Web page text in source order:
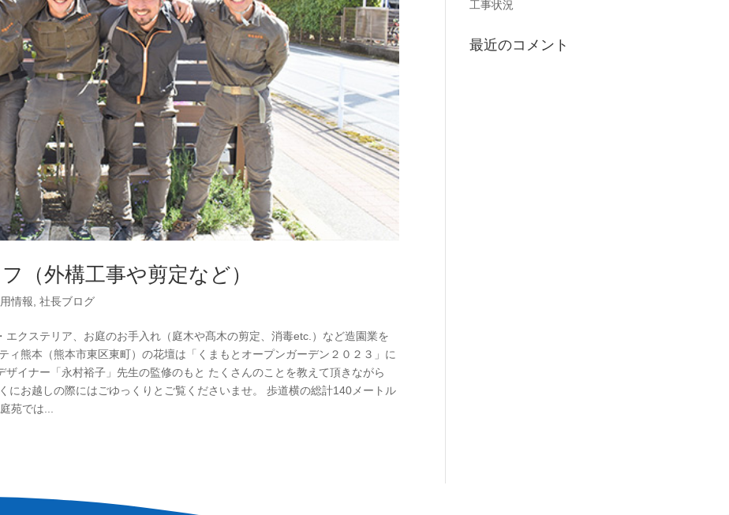
（外構工事や剪定など）
情報 ,社長ブログ
クステリア、お庭のお手入れ（庭木や髙木の剪定、消毒etc.）など造園業を
ィ熊本（熊本市東区東町）の花壇は「くまもとオープンガーデン２０２３」に
イナー「永村裕子」先生の監修のもと たくさんのことを教えて頂きながら
にお越しの際にはごゆっくりとご覧くださいませ。 歩道横の総計140メートル
苑では...
工事状況
最近のコメント